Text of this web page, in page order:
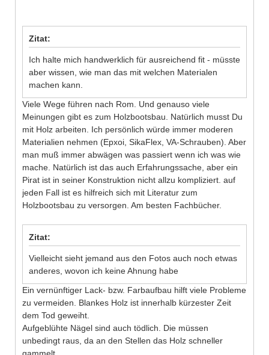
Zitat:
Ich halte mich handwerklich für ausreichend fit - müsste
aber wissen, wie man das mit welchen Materialen
machen kann.
Viele Wege führen nach Rom. Und genauso viele
Meinungen gibt es zum Holzbootsbau. Natürlich musst Du
mit Holz arbeiten. Ich persönlich würde immer moderen
Materialien nehmen (Epxoi, SikaFlex, VA-Schrauben). Aber
man muß immer abwägen was passiert wenn ich was wie
mache. Natürlich ist das auch Erfahrungssache, aber ein
Pirat ist in seiner Konstruktion nicht allzu kompliziert. auf
jeden Fall ist es hilfreich sich mit Literatur zum
Holzbootsbau zu versorgen. Am besten Fachbücher.
Zitat:
Vielleicht sieht jemand aus den Fotos auch noch etwas
anderes, wovon ich keine Ahnung habe
Ein vernünftiger Lack- bzw. Farbaufbau hilft viele Probleme
zu vermeiden. Blankes Holz ist innerhalb kürzester Zeit
dem Tod geweiht.
Aufgeblühte Nägel sind auch tödlich. Die müssen
unbedingt raus, da an den Stellen das Holz schneller